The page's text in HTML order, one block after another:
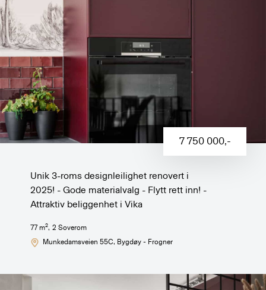
7 750 000,-
Unik 3-roms designleilighet renovert i
2025! - Gode materialvalg - Flytt rett inn! -
Attraktiv beliggenhet i Vika
77 m2, 2 Soverom
Munkedamsveien 55C, Bygdøy - Frogner